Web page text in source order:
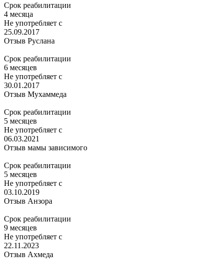
Срок реабилитации
4 месяца
Не употребляет с
25.09.2017
Отзыв Руслана
Срок реабилитации
6 месяцев
Не употребляет с
30.01.2017
Отзыв Мухаммеда
Срок реабилитации
5 месяцев
Не употребляет с
06.03.2021
Отзыв мамы зависимого
Срок реабилитации
5 месяцев
Не употребляет с
03.10.2019
Отзыв Анзора
Срок реабилитации
9 месяцев
Не употребляет с
22.11.2023
Отзыв Ахмеда